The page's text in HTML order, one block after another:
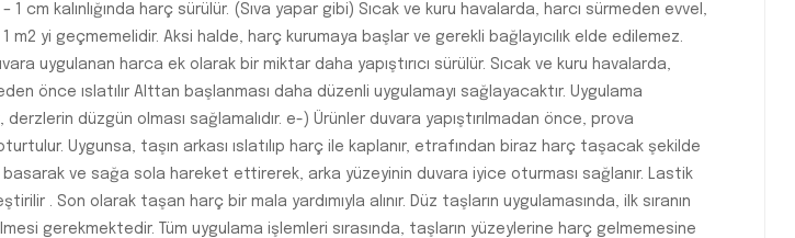
1 cm kalınlığında harç sürülür. (Sıva yapar gibi) Sıcak ve kuru havalarda, harcı sürmeden evvel,
1 m2 yi geçmemelidir. Aksi halde, harç kurumaya başlar ve gerekli bağlayıcılık elde edilemez.
uygulanan harca ek olarak bir miktar daha yapıştırıcı sürülür. Sıcak ve kuru havalarda,
önce ıslatılır Alttan başlanması daha düzenli uygulamayı sağlayacaktır. Uygulama
düzgün olması sağlamalıdır. e-) Ürünler duvara yapıştırılmadan önce, prova
Uygunsa, taşın arkası ıslatılıp harç ile kaplanır, etrafından biraz harç taşacak şekilde
basarak ve sağa sola hareket ettirerek, arka yüzeyinin duvara iyice oturması sağlanır. Lastik
. Son olarak taşan harç bir mala yardımıyla alınır. Düz taşların uygulamasında, ilk sıranın
gerekmektedir. Tüm uygulama işlemleri sırasında, taşların yüzeylerine harç gelmemesine